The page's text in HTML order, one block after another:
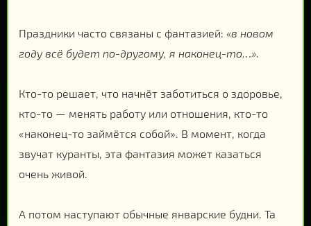
Праздники часто связаны с фантазией: «в новом
году всё будет по-другому, я наконец-то…».
Кто-то решает, что начнёт заботиться о здоровье,
кто-то — менять работу или отношения, кто-то
«наконец-то займётся собой». В момент, когда
звучат куранты, эта фантазия может казаться
очень живой.
А потом наступают обычные январские будни. Та